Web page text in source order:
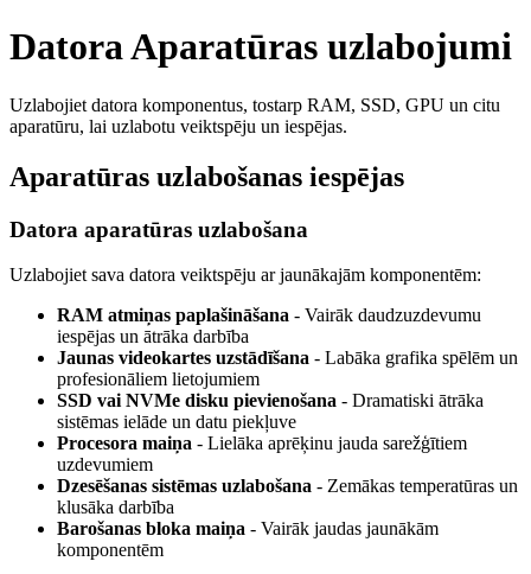
Datora Aparatūras uzlabojumi
Uzlabojiet datora komponentus, tostarp RAM, SSD, GPU un citu
aparatūru, lai uzlabotu veiktspēju un iespējas.
Aparatūras uzlabošanas iespējas
Datora aparatūras uzlabošana
Uzlabojiet sava datora veiktspēju ar jaunākajām komponentēm:
RAM atmiņas paplašināšana - Vairāk daudzuzdevumu
iespējas un ātrāka darbība
Jaunas videokartes uzstādīšana - Labāka grafika spēlēm un
profesionāliem lietojumiem
SSD vai NVMe disku pievienošana - Dramatiski ātrāka
sistēmas ielāde un datu piekļuve
Procesora maiņa - Lielāka aprēķinu jauda sarežģītiem
uzdevumiem
Dzesēšanas sistēmas uzlabošana - Zemākas temperatūras un
klusāka darbība
Barošanas bloka maiņa - Vairāk jaudas jaunākām
komponentēm